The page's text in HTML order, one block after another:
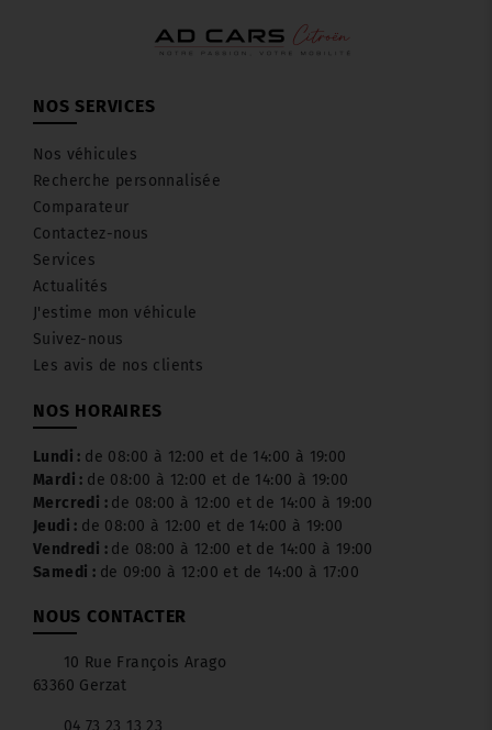
NOS SERVICES
Nos véhicules
Recherche personnalisée
Comparateur
Contactez-nous
Services
Actualités
J'estime mon véhicule
Suivez-nous
Les avis de nos clients
NOS HORAIRES
Lundi : de 08:00 à 12:00 et de 14:00 à 19:00
Mardi : de 08:00 à 12:00 et de 14:00 à 19:00
Mercredi : de 08:00 à 12:00 et de 14:00 à 19:00
Jeudi : de 08:00 à 12:00 et de 14:00 à 19:00
Vendredi : de 08:00 à 12:00 et de 14:00 à 19:00
Samedi : de 09:00 à 12:00 et de 14:00 à 17:00
NOUS CONTACTER
10 Rue François Arago
63360 Gerzat